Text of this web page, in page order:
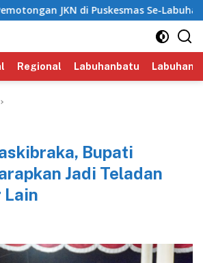
JKN di Puskesmas Se-Labuhanbatu‎‎
Regional Labuhanbatu
Bupati
Jadi Teladan
Lain